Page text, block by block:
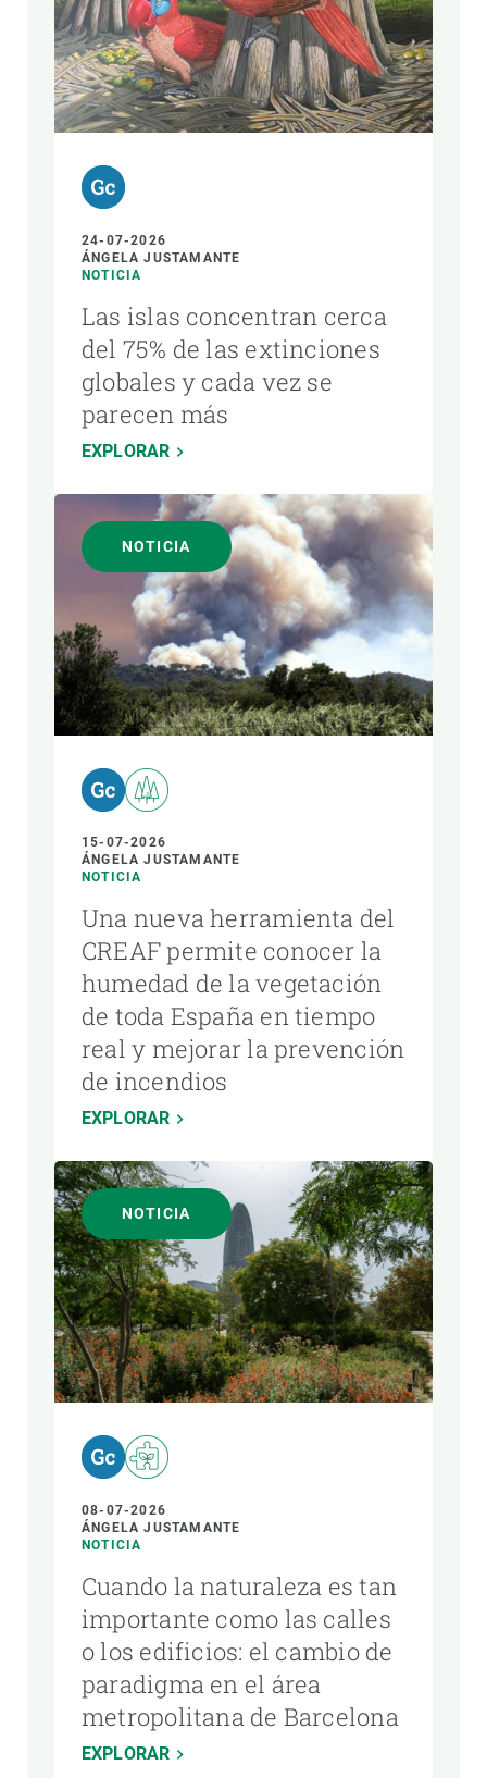
24-07-2026
ÁNGELA JUSTAMANTE
NOTICIA
Las islas concentran cerca
del 75% de las extinciones
globales y cada vez se
parecen más
EXPLORAR
NOTICIA
15-07-2026
ÁNGELA JUSTAMANTE
NOTICIA
Una nueva herramienta del
CREAF permite conocer la
humedad de la vegetación
de toda España en tiempo
real y mejorar la prevención
de incendios
EXPLORAR
NOTICIA
08-07-2026
ÁNGELA JUSTAMANTE
NOTICIA
Cuando la naturaleza es tan
importante como las calles
o los edificios: el cambio de
paradigma en el área
metropolitana de Barcelona
EXPLORAR